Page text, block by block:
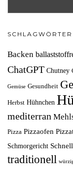
SCHLAGWÖRTER
Backen
ChatGPT Chutney
Gemüse Gesundheit
Herbst Hühnchen
mediterran
Pizza Pizzaofen
Schmorgericht Schnell
traditionell